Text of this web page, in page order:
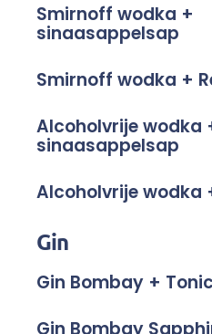
Smirnoff wodka +
sinaasappelsap
Smirnoff wodka +
Alcoholvrije wodka
sinaasappelsap
Alcoholvrije wodka
Gin
Gin Bombay + Tonic
Gin Bombay